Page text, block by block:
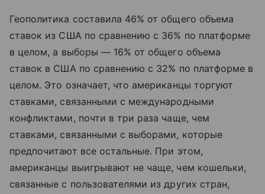
Геополитика составила 46% от общего объема
ставок из США по сравнению с 36% по платформе
в целом, а выборы — 16% от общего объема
ставок в США по сравнению с 32% по платформе в
целом. Это означает, что американцы торгуют
ставками, связанными с международными
конфликтами, почти в три раза чаще, чем
ставками, связанными с выборами, которые
предпочитают все остальные. При этом,
американцы выигрывают не чаще, чем кошельки,
связанные с пользователями из других стран,